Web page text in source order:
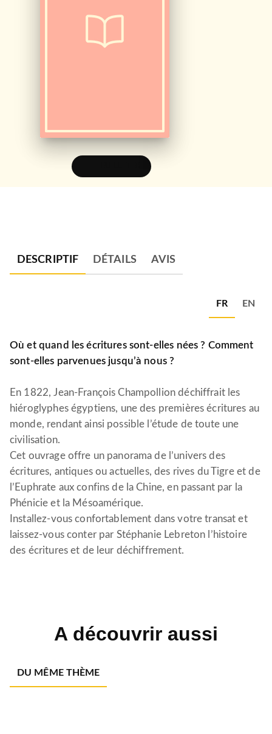
DESCRIPTIF DÉTAILS AVIS
FR EN
Où et quand les écritures sont-elles nées ? Comment
sont-elles parvenues jusqu’à nous ?
En 1822, Jean-François Champollion déchiffrait les
hiéroglyphes égyptiens, une des premières écritures au
monde, rendant ainsi possible l’étude de toute une
civilisation.
Cet ouvrage offre un panorama de l’univers des
écritures, antiques ou actuelles, des rives du Tigre et de
l’Euphrate aux confins de la Chine, en passant par la
Phénicie et la Mésoamérique.
Installez-vous confortablement dans votre transat et
laissez-vous conter par Stéphanie Lebreton l’histoire
des écritures et de leur déchiffrement.
A découvrir aussi
DU MÊME THÈME